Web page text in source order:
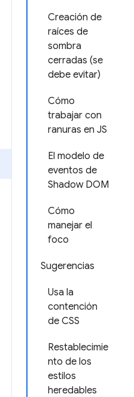
Creación de
raíces de
sombra
cerradas (se
debe evitar)
Cómo
trabajar con
ranuras en JS
El modelo de
eventos de
Shadow DOM
Cómo
manejar el
foco
Sugerencias
Usa la
contención
de CSS
Restablecimie
nto de los
estilos
heredables